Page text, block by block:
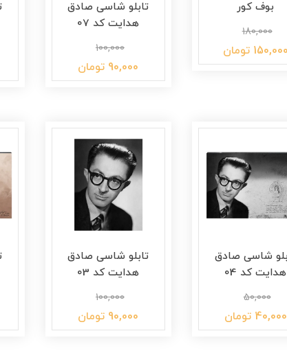
بوف کور
180,000
تومان
تابلو شاسی صادق
هدایت کد 07
100,000
90,000 تومان
شاسی صادق
هدایت کد 04
50,000
40,000 تومان
تابلو شاسی صادق
هدایت کد 03
100,000
90,000 تومان